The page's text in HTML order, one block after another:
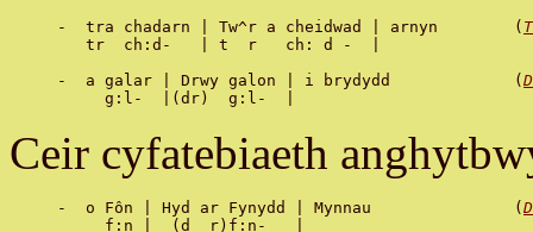
-  tra chadarn | Tw^r a cheidwad | arnyn 	(
   tr  ch:d-   | t  r   ch: d -  |
-  a galar | Drwy galon | i brydydd 		(
Ceir cyfatebiaeth
-  o Fôn | Hyd ar Fynydd | Mynnau               (
     f:n |  (d  r)f:n-   |